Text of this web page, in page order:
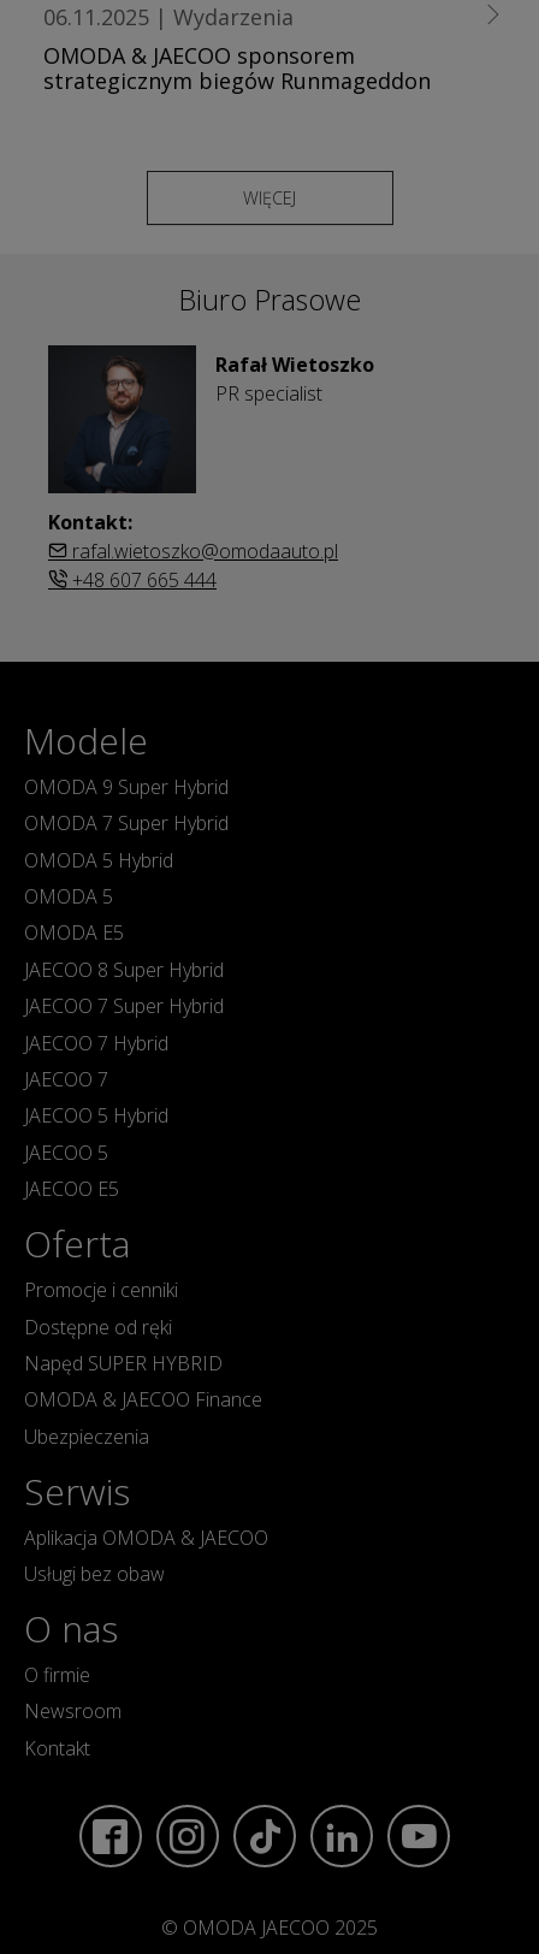
06.11.2025 | Wydarzenia
OMODA & JAECOO sponsorem
strategicznym biegów Runmageddon
WIĘCEJ
Biuro Prasowe
Rafał Wietoszko
PR specialist
Kontakt:
rafal.wietoszko@omodaauto.pl
+48 607 665 444
Modele
OMODA 9 Super Hybrid
OMODA 7 Super Hybrid
OMODA 5 Hybrid
OMODA 5
OMODA E5
JAECOO 8 Super Hybrid
JAECOO 7 Super Hybrid
JAECOO 7 Hybrid
JAECOO 7
JAECOO 5 Hybrid
JAECOO 5
JAECOO E5
Oferta
Promocje i cenniki
Dostępne od ręki
Napęd SUPER HYBRID
OMODA & JAECOO Finance
Ubezpieczenia
Serwis
Aplikacja OMODA & JAECOO
Usługi bez obaw
O nas
O firmie
Newsroom
Kontakt
© OMODA JAECOO 2025